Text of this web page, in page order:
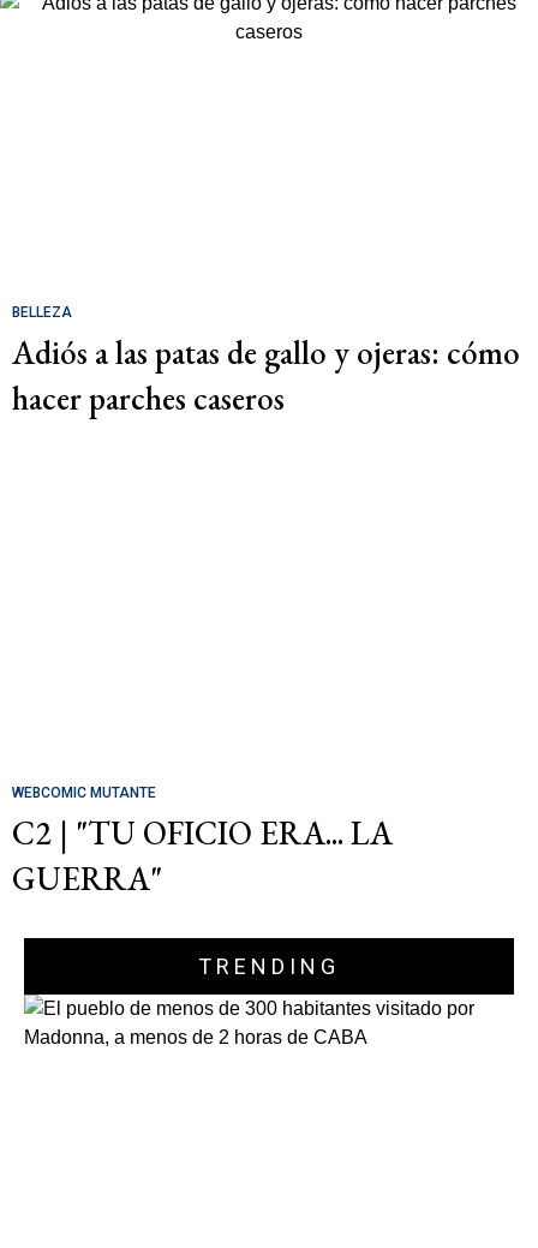
BELLEZA
Adiós a las patas de gallo y ojeras: cómo
hacer parches caseros
WEBCOMIC MUTANTE
C2 | "TU OFICIO ERA... LA
GUERRA"
TRENDING